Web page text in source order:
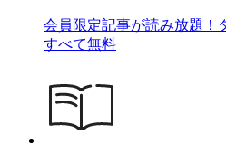
会員限定記事が読み放題！
すべて無料